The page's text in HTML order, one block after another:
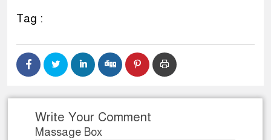
Tag :
Write Your Comment
Massage Box